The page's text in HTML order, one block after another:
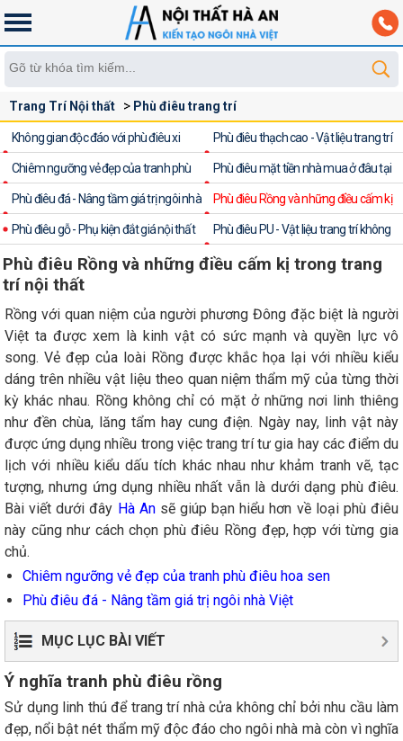
Trang Trí Nội thất
Phù điêu trang trí
Phù điêu Rồng và những điều cấm kị trong trang trí
Không gian độc đáo với phù điêu xi
măng đúc sẵn
Phù điêu thạch cao - Vật liệu trang trí
đẹp cho
Chiêm ngưỡng vẻ đẹp của tranh phù
điêu hoa sen
Phù điêu mặt tiền nhà mua ở đâu tại
Hà Nội?
Phù điêu đá - Nâng tầm giá trị ngôi nhà
Việt
Phù điêu Rồng và những điều cấm kị
trong trang trí
Phù điêu gỗ - Phụ kiện đắt giá nội thất Phù điêu PU - Vật liệu trang trí không
gian
Phù điêu Rồng và những điều cấm kị trong trang
trí nội thất
Rồng với quan niệm của người phương Đông đặc biệt là người
Việt ta được xem là kinh vật có sức mạnh và quyền lực vô
song. Vẻ đẹp của loài Rồng được khắc họa lại với nhiều kiểu
dáng trên nhiều vật liệu theo quan niệm thẩm mỹ của từng thời
kỳ khác nhau. Rồng không chỉ có mặt ở những nơi linh thiêng
như đền chùa, lăng tẩm hay cung điện. Ngày nay, linh vật này
được ứng dụng nhiều trong việc trang trí tư gia hay các điểm du
lịch với nhiều kiểu dấu tích khác nhau như khảm tranh vẽ, tạc
tượng, nhưng ứng dụng nhiều nhất vẫn là dưới dạng phù điêu.
Bài viết dưới đây Hà Ansẽ giúp bạn hiểu hơn về loại phù điêu
này cũng như cách chọn phù điêu Rồng đẹp, hợp với từng gia
chủ.
Chiêm ngưỡng vẻ đẹp của tranh phù điêu hoa sen
Phù điêu đá - Nâng tầm giá trị ngôi nhà Việt
MỤC LỤC BÀI VIẾT
Ý nghĩa tranh phù điêu rồng
Sử dụng linh thú để trang trí nhà cửa không chỉ bởi nhu cầu làm
đẹp, nổi bật nét thẩm mỹ độc đáo cho ngôi nhà mà còn vì nghĩa